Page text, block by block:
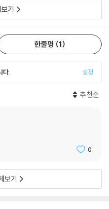
지 보냈지만 연달아 수상에 실패
지고, 더불어 약혼자인 하쓰요와
지고 당황하고 어찌할 바를 몰라서
이때의 심정이 자세히 기록돼 있
서 칼모틴을 먹고 함께 세상을 버
다. 미나카미 온천으로 향하는 두
아들었다.
수원인 다마가와조스이에 함께 몸
음이자 마지막 성공이었다. 죽기 한
으나 끝내 출간은 보지 못했다. 다
아내와의 관계 붕괴, 지적장애가
상태 등이 그의 삶을 그림자처럼 따
기
한줄평 1
다. 설정
추천순
0
보기